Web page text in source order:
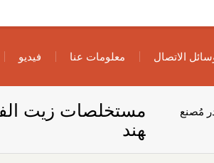
فيديو معلومات عنا الاتصال
مستخلصات زيت
هند
مُصنع